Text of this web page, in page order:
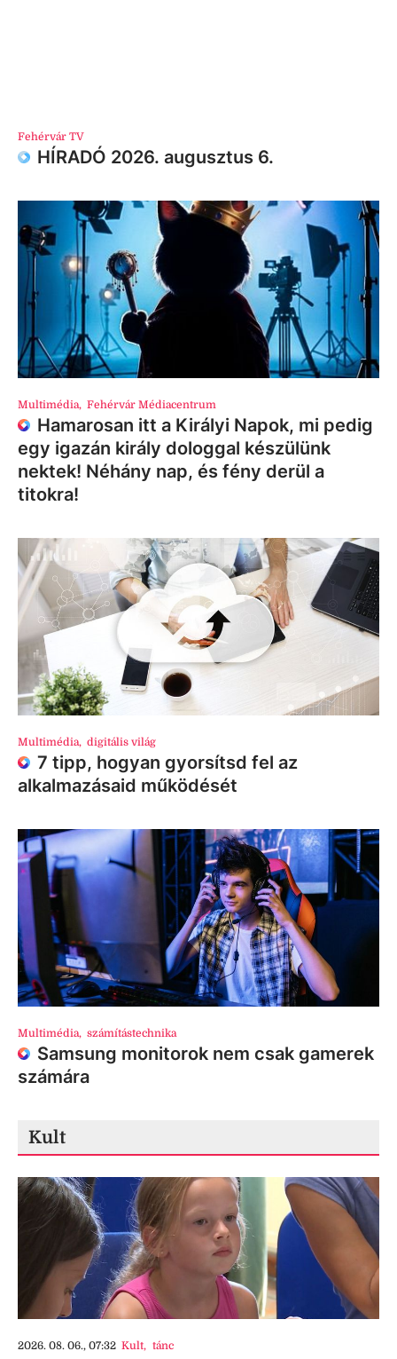
Fehérvár TV
HÍRADÓ 2026. augusztus 6.
Multimédia, Fehérvár Médiacentrum
Hamarosan itt a Királyi Napok, mi pedig
egy igazán király dologgal készülünk
nektek! Néhány nap, és fény derül a
titokra!
Multimédia, digitális világ
7 tipp, hogyan gyorsítsd fel az
alkalmazásaid működését
Multimédia, számítástechnika
Samsung monitorok nem csak gamerek
számára
Kult
2026. 08. 06., 07:32 Kult, tánc